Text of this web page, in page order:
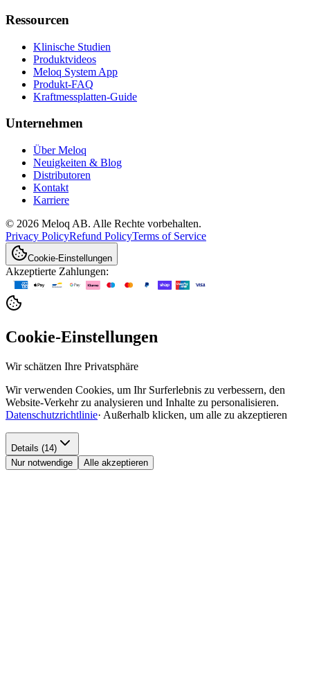
Ressourcen
Klinische Studien
Produktvideos
Meloq System App
Produkt-FAQ
Kraftmessplatten-Guide
Unternehmen
Über Meloq
Neuigkeiten & Blog
Distributoren
Kontakt
Karriere
© 2026 Meloq AB. Alle Rechte vorbehalten.
Privacy PolicyRefund PolicyTerms of Service
Cookie-Einstellungen
Akzeptierte Zahlungen:
Cookie-Einstellungen
Wir schätzen Ihre Privatsphäre
Wir verwenden Cookies, um Ihr Surferlebnis zu verbessern, den
Website-Verkehr zu analysieren und Inhalte zu personalisieren.
Datenschutzrichtlinie· Außerhalb klicken, um alle zu akzeptieren
Details (14)
Nur notwendige
Alle akzeptieren